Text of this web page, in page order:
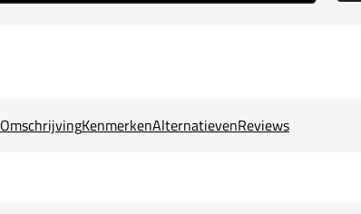
OmschrijvingKenmerkenAlternatievenReviews